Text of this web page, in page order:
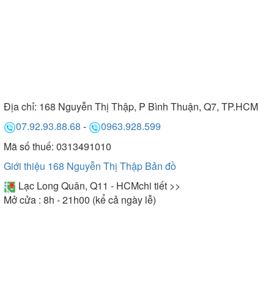
Địa chỉ: 168 Nguyễn Thị Thập, P Bình Thuận, Q7, TP.HCM
07.92.93.88.68 -
0963.928.599
Mã số thuế: 0313491010
Giới thiệu 168 Nguyễn Thị Thập Bản đồ
Lạc Long Quân, Q11 - HCMchi tiết >>
Mở cửa : 8h - 21h00 (kể cả ngày lễ)